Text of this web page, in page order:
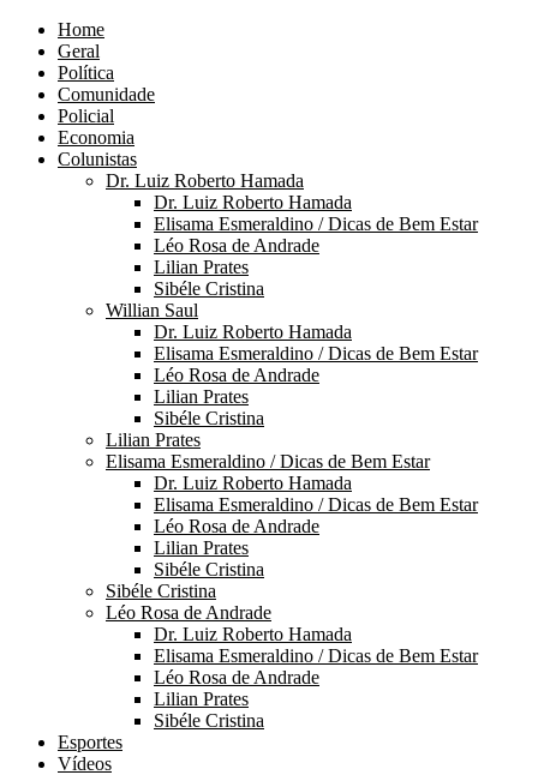
Home
Geral
Política
Comunidade
Policial
Economia
Colunistas
Dr. Luiz Roberto Hamada
Dr. Luiz Roberto Hamada
Elisama Esmeraldino / Dicas de Bem Estar
Léo Rosa de Andrade
Lilian Prates
Sibéle Cristina
Willian Saul
Dr. Luiz Roberto Hamada
Elisama Esmeraldino / Dicas de Bem Estar
Léo Rosa de Andrade
Lilian Prates
Sibéle Cristina
Lilian Prates
Elisama Esmeraldino / Dicas de Bem Estar
Dr. Luiz Roberto Hamada
Elisama Esmeraldino / Dicas de Bem Estar
Léo Rosa de Andrade
Lilian Prates
Sibéle Cristina
Sibéle Cristina
Léo Rosa de Andrade
Dr. Luiz Roberto Hamada
Elisama Esmeraldino / Dicas de Bem Estar
Léo Rosa de Andrade
Lilian Prates
Sibéle Cristina
Esportes
Vídeos